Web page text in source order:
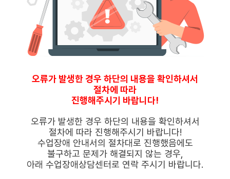
심리학
서디평생활
학생지원
평생교육이용권
why 서디평
교육원소개
오류가 발생한 경우 하단의 내용을 확인하셔서
절차에 따라
진행해주시기 바랍니다!
오류가 발생한 경우 하단의 내용을 확인하셔서
절차에 따라 진행해주시기 바랍니다!
수업장애 안내서의 절차대로 진행했음에도
불구하고 문제가 해결되지 않는 경우,
아래 수업장애상담센터로 연락 주시기 바랍니다.